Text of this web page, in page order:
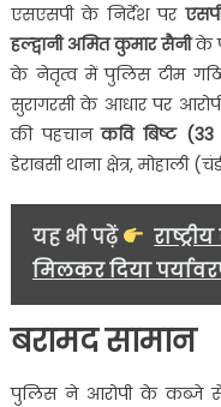
एसएसपी के निर्देश पर
हल्द्वानी अमित कुमार सैनीके
के नेतृत्व में पुलिस टीम
सुरागरसी के आधार पर
की पहचानकवि बिष्ट
डेराबसी थाना क्षेत्र, मोहाली
यह भी पढ़ें
मिलकर दिया
बरामद सामान
पुलिस ने आरोपी के कब्जे